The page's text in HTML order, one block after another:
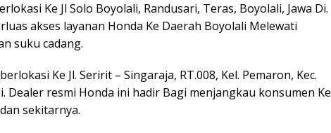
Ke Jl Solo Boyolali, Randusari, Teras, Boyolali, Jawa Di.
akses layanan Honda Ke Daerah Boyolali Melewati
suku cadang.
Ke Jl. Seririt – Singaraja, RT.008, Kel. Pemaron, Kec.
Dealer resmi Honda ini hadir Bagi menjangkau konsumen Ke
sekitarnya.